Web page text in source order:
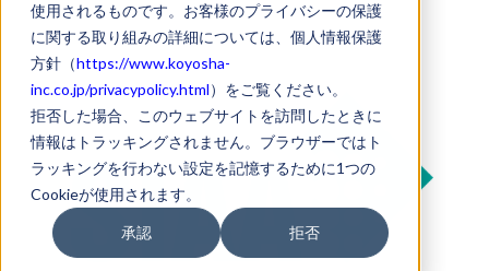
使用されるものです。お客様のプライバシーの保護
に関する取り組みの詳細については、個人情報保護
方針（https://www.koyosha-
inc.co.jp/privacypolicy.html）をご覧ください。
拒否した場合、このウェブサイトを訪問したときに
情報はトラッキングされません。ブラウザーではト
ラッキングを行わない設定を記憶するために1つの
Cookieが使用されます。
承認 拒否